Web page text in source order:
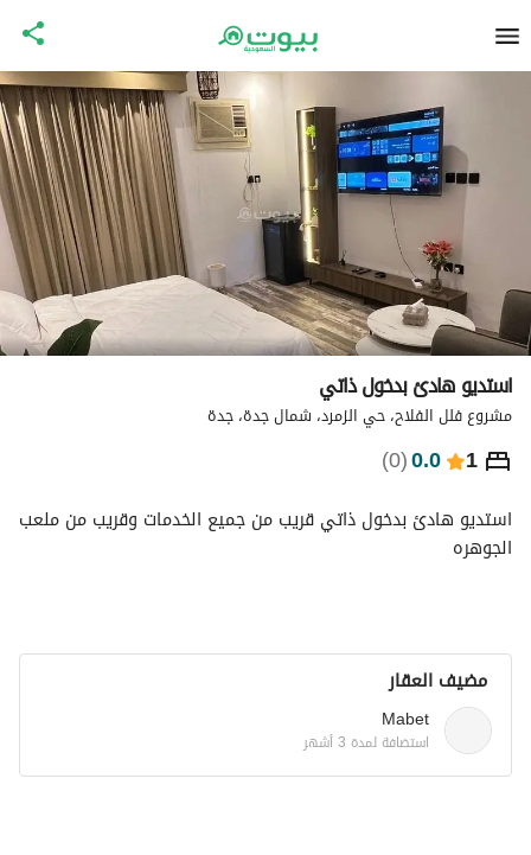
استديو هادئ بدخول ذاتي
مشروع فلل الفلاح، حي الزمرد، شمال جدة، جدة
1
0.0
(
0
) ⃁
232ليلة
التفاصيل الاماكن القريبة معلومات وزارة السياحة
الجوهره
مضيف العقار
Mabet
استضافة لمدة 3 أشهر